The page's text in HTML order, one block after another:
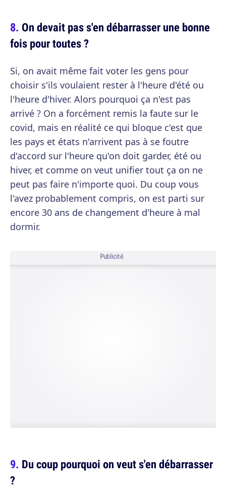
On devait pas s'en débarrasser une bonne
fois pour toutes ?
Si, on avait même fait voter les gens pour
choisir s'ils voulaient rester à l'heure d'été ou
l'heure d'hiver. Alors pourquoi ça n'est pas
arrivé ? On a forcément remis la faute sur le
covid, mais en réalité ce qui bloque c'est que
les pays et états n'arrivent pas à se foutre
d'accord sur l'heure qu'on doit garder, été ou
hiver, et comme on veut unifier tout ça on ne
peut pas faire n'importe quoi. Du coup vous
l'avez probablement compris, on est parti sur
encore 30 ans de changement d'heure à mal
dormir.
Publicité
Du coup pourquoi on veut s'en débarrasser
?